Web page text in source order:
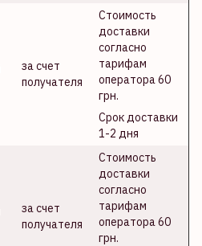
за счет
получателя
Стоимость
доставки
согласно
тарифам
оператора 60
грн.
Срок доставки
1-2 дня
за счет
получателя
Стоимость
доставки
согласно
тарифам
оператора 60
грн.